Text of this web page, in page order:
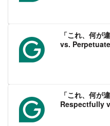
「これ、何
vs.
「これ、何が
Respectfully